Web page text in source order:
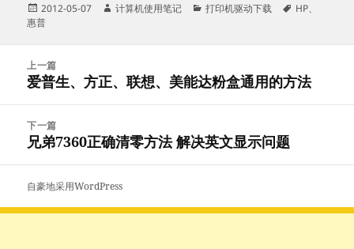
发
布
2012-05-07
作
计算机使用笔记
分
打印机驱动下载
标
HP、
惠普
航
上一篇
上
文
章：
爱普生、方正、联想、美能达粉盒通用的方法
下一篇
下
篇
文
兄弟7360正确清零方法 解决英文显示问题
自豪地采用WordPress